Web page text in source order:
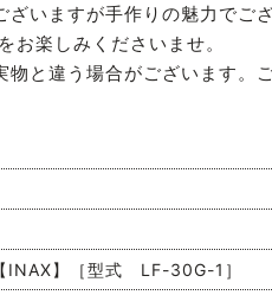
ざいますが手作りの魅力でご
楽しみくださいませ。
物と違う場合がございます。
INAX】［型式 LF-30G-1］